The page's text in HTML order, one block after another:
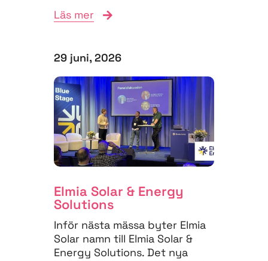
att...
Läs mer
29 juni, 2026
Elmia Solar & Energy
Solutions
Inför nästa mässa byter Elmia
Solar namn till Elmia Solar &
Energy Solutions. Det nya